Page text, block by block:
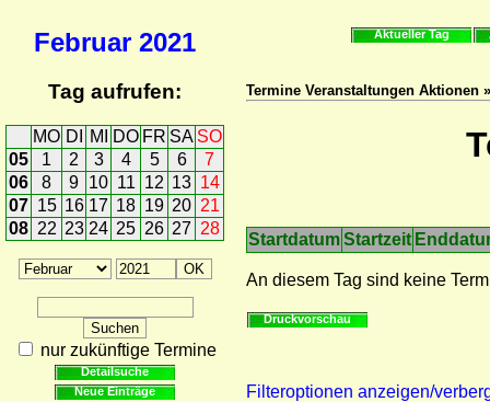
Februar 2021
Tag aufrufen:
MO DI MI DO FR SA SO
05
1 2 3 4 5 6
7
06
8 9 10 11 12 13 14
07 15 16 17 18 19 20 21
08 22 23 24 25 26 27 28
nur zukünftige Termine
Detailsuche
Neue Einträge
Aktueller Tag
Termine Veranstaltungen Aktionen
StartdatumStartzeit
An diesem Tag sind keine
Druckvorschau
Filteroptionen anzeigen/